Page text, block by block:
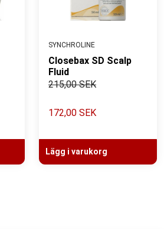
SYNCHROLINE
Closebax SD Scalp
Fluid
215,00 SEK
172,00 SEK
Lägg i varukorg